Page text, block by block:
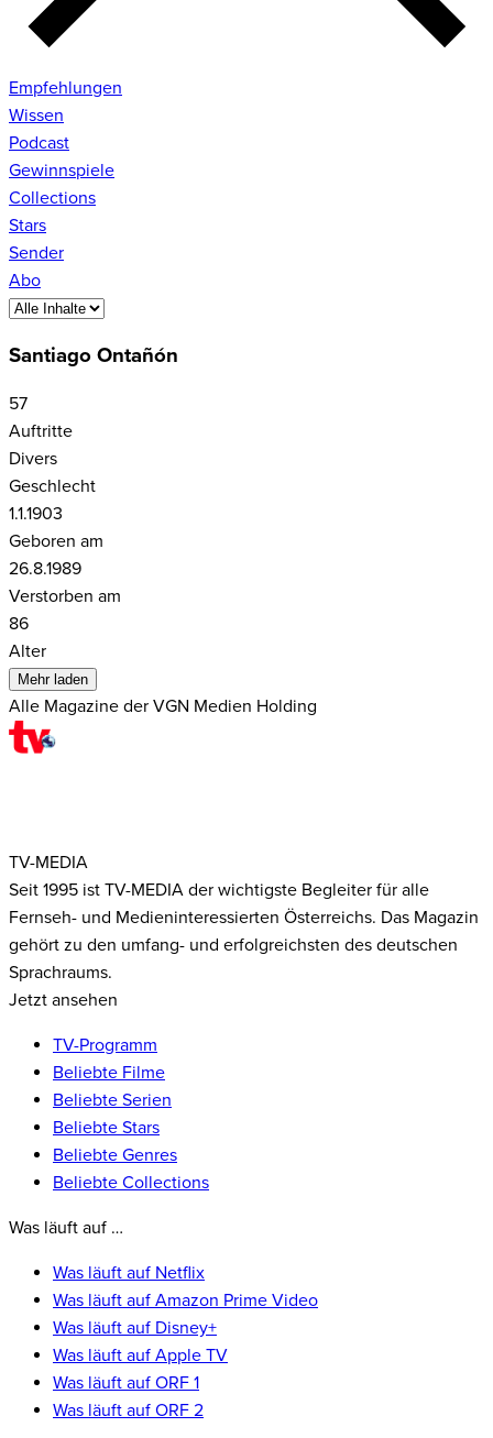
Empfehlungen
Wissen
Podcast
Gewinnspiele
Collections
Stars
Sender
Abo
Santiago Ontañón
57
Auftritte
Divers
Geschlecht
1.1.1903
Geboren am
26.8.1989
Verstorben am
86
Alter
Mehr laden
Alle Magazine der VGN Medien Holding
TV-MEDIA
Seit 1995 ist TV-MEDIA der wichtigste Begleiter für alle
Fernseh- und Medieninteressierten Österreichs. Das Magazin
gehört zu den umfang- und erfolgreichsten des deutschen
Sprachraums.
Jetzt ansehen
TV-Programm
Beliebte Filme
Beliebte Serien
Beliebte Stars
Beliebte Genres
Beliebte Collections
Was läuft auf …
Was läuft auf Netflix
Was läuft auf Amazon Prime Video
Was läuft auf Disney+
Was läuft auf Apple TV
Was läuft auf ORF 1
Was läuft auf ORF 2